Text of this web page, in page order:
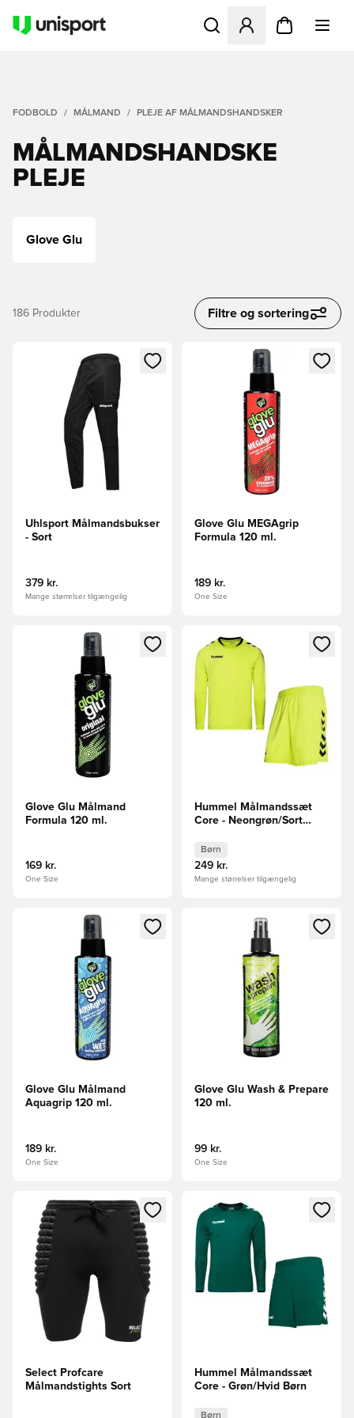
Åbner en Modal til at
FODBOLD MÅLMAND PLEJE AF MÅLMANDSHANDSKER
MÅLMANDSHANDSKE
PLEJE
Glove Glu
186 Produkter Filtre og sortering
Åbner en Modal til at logge ind eller tilmelde dig som
Uhlsport Målmandsbukser
- Sort
379 kr.
Mange størrelser tilgængelig
Åbner en Modal til at logge
Glove Glu MEGAgrip
Formula 120 ml.
189 kr.
One Size
Åbner en Modal til at logge ind eller tilmelde dig som
Glove Glu Målmand
Formula 120 ml.
169 kr.
One Size
Åbner en Modal til at logge
Hummel Målmandssæt
Core - Neongrøn/Sort
Børn
249 kr.
Mange størrelser tilgængelig
Åbner en Modal til at logge ind eller tilmelde dig som
Glove Glu Målmand
Aquagrip 120 ml.
189 kr.
One Size
Åbner en Modal til at logge
Glove Glu Wash & Prepare
120 ml.
99 kr.
One Size
Åbner en Modal til at logge ind eller tilmelde dig som
Select Profcare
Målmandstights Sort
Åbner en Modal til at logge
Hummel Målmandssæt
Core - Grøn/Hvid Børn
Børn